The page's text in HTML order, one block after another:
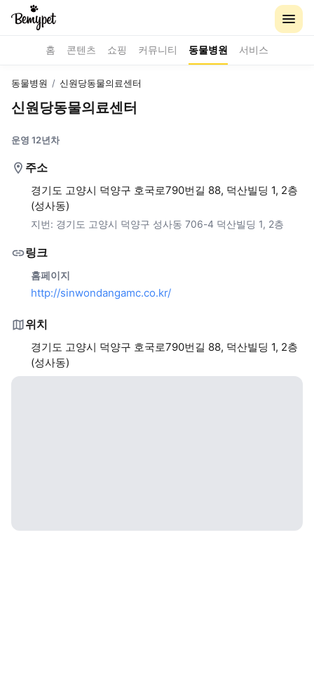
홈 콘텐츠 쇼핑 커뮤니티 동물병원 서비스
동물병원 / 신원당동물의료센터
신원당동물의료센터
운영 12년차
주소
경기도 고양시 덕양구 호국로790번길 88, 덕산빌딩 1, 2층
(성사동)
지번: 경기도 고양시 덕양구 성사동 706-4 덕산빌딩 1, 2층
링크
홈페이지
http://sinwondangamc.co.kr/
위치
경기도 고양시 덕양구 호국로790번길 88, 덕산빌딩 1, 2층
(성사동)